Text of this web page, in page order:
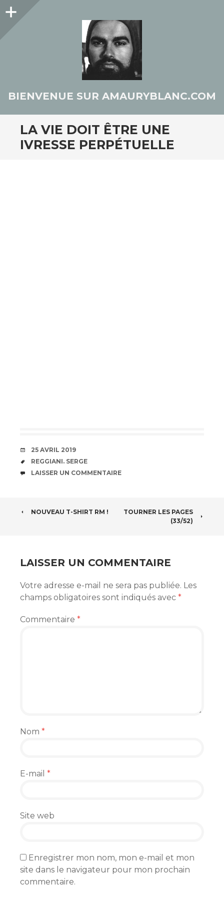
Colonne
BIENVENUE SUR AMAURYBLANC.COM
LA VIE DOIT ÊTRE UNE
IVRESSE PERPÉTUELLE
DATE
25 AVRIL 2019
ÉTIQUETTES
REGGIANI. SERGE
COMMENTAIRES
LAISSER UN COMMENTAIRE
NAVIGATION
ARTICLES
NOUVEAU T-SHIRT RM !
TOURNER LES PAGES
(33/52)
LAISSER UN COMMENTAIRE
Votre adresse e-mail ne sera pas publiée. Les
champs obligatoires sont indiqués avec *
Commentaire *
Nom *
E-mail *
Site web
Enregistrer mon nom, mon e-mail et mon
site dans le navigateur pour mon prochain
commentaire.